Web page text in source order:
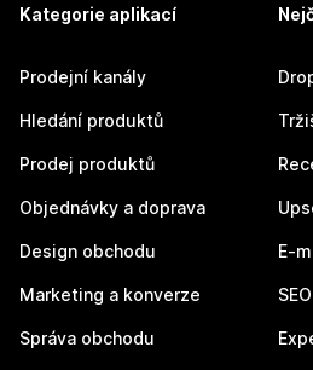
Kategorie aplikací
Prodejní kanály
Hledání produktů
Prodej produktů
Objednávky a doprava
Design obchodu
Marketing a konverze
Správa obchodu
E-
SEO